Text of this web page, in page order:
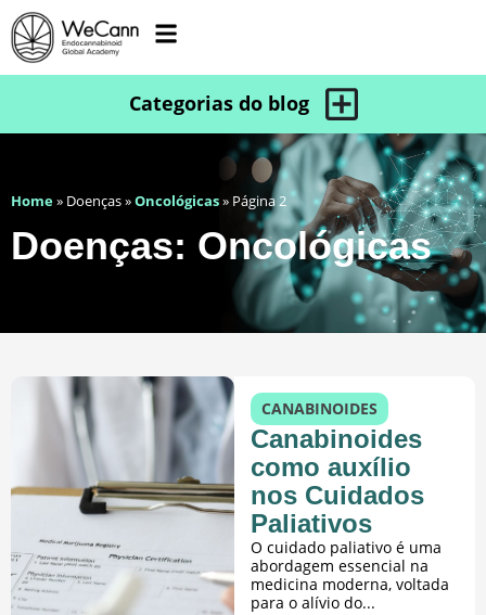
Home» Doenças»Oncológicas» Página 2
Doenças: Oncológicas
CANABINOIDES
Canabinoides
como auxílio
nos Cuidados
Paliativos
O cuidado paliativo é uma
abordagem essencial na
medicina moderna, voltada
para o alívio do...